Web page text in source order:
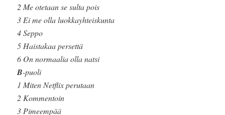
2 Me otetaan se sulta pois
3 Ei me olla luokkayhteiskunta
4 Seppo
5 Haistakaa persettä
6 On normaalia olla natsi
B-puoli
1 Miten Netflix perutaan
2 Kommentoin
3 Pimeempää